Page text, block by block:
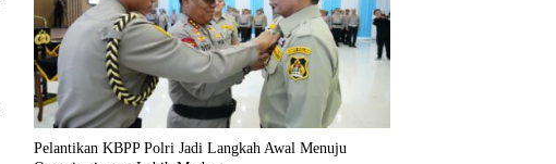
Pelantikan KBPP Polri Jadi Langkah Awal Menuju